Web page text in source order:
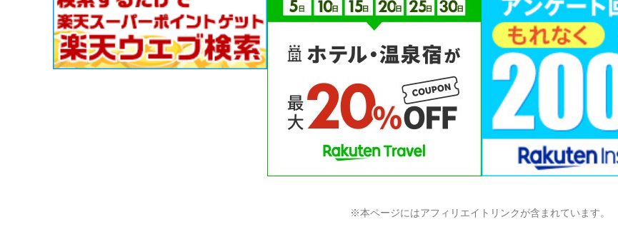
※本ページにはアフィリエイトリンクが含まれています。